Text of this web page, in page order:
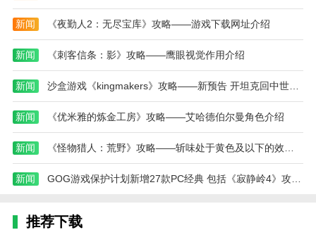
新闻 《夜勤人2：无尽宝库》攻略——游戏下载网址介绍
新闻 《刺客信条：影》攻略——鹰眼视觉作用介绍
新闻 沙盒游戏《kingmakers》攻略——新预告 开坦克回中世纪屠杀
新闻 《优米雅的炼金工房》攻略——艾哈德伯尔曼角色介绍
新闻
新闻 GOG游戏保护计划新增27款PC经典 包括《寂静岭4》攻略——
推荐下载